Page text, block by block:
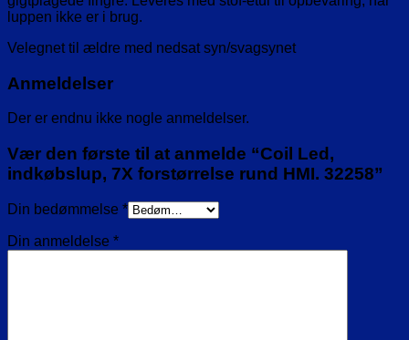
luppen ikke er i brug.
Velegnet til ældre med nedsat syn/svagsynet
Anmeldelser
Der er endnu ikke nogle anmeldelser.
Vær den første til at anmelde “Coil Led,
indkøbslup, 7X forstørrelse rund HMI. 32258”
Din bedømmelse *
Din anmeldelse *